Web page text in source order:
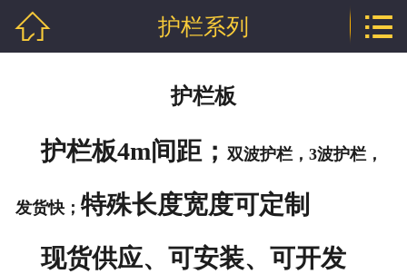
行业资讯
技术文章
企业资质
 护栏系列 
护栏板
护栏板4m间距； 双波护栏，3波护栏，
发货快； 特殊长度宽度可定制
现货供应、可安装、可开发